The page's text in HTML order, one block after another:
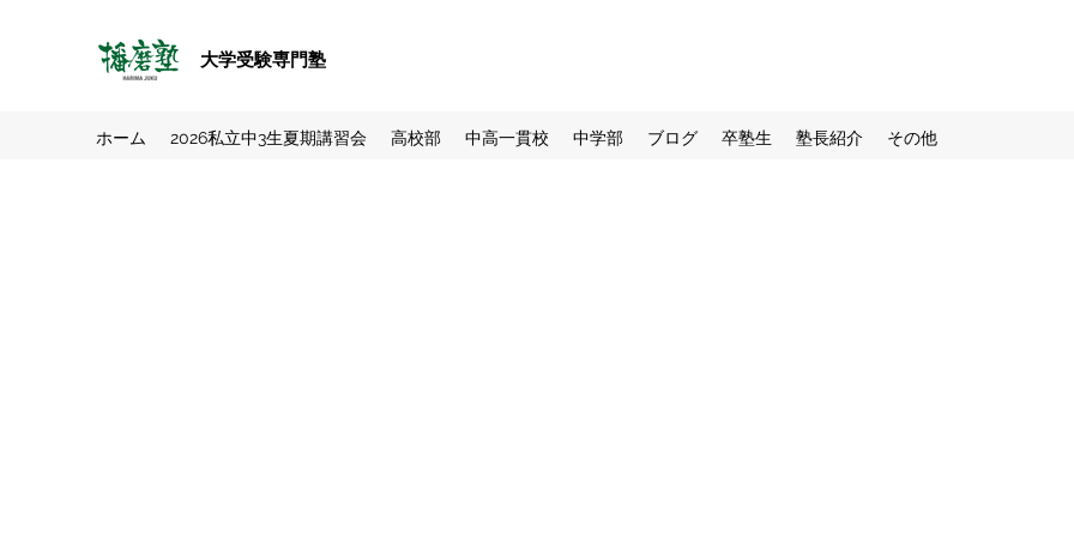
大学受験専門塾
ホーム 2026私立中3生夏期講習会 高校部 中高一貫校 中学部 ブログ 卒塾生 塾長紹介 その他